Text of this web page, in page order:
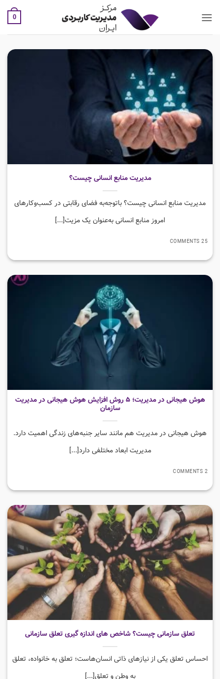
0
مدیریت منابع انسانی چیست؟
مدیریت منابع انسانی چیست؟ باتوجه‌به فضای رقابتی در کسب‌وکارهای
امروز منابع انسانی به‌عنوان یک مزیت[...]
25 COMMENTS
هوش هیجانی در مدیریت؛ ۵ روش افزایش هوش هیجانی در مدیریت
سازمان
هوش هیجانی در مدیریت هم مانند سایر جنبه‌های زندگی اهمیت دارد.
مدیریت ابعاد مختلفی دارد[...]
2 COMMENTS
تعلق سازمانی چیست؟ شاخص های اندازه گیری تعلق سازمانی
احساس تعلق یکی از نیازهای ذاتی انسان‌هاست؛ تعلق به خانواده، تعلق
به وطن و تعلق[...]